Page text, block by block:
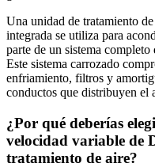
Una unidad de tratamiento
integrada se utiliza para
parte de un sistema
Este sistema carrozado
enfriamiento, filtros y
conductos que distribuyen
¿Por qué deberías
velocidad variable de
tratamiento de aire?